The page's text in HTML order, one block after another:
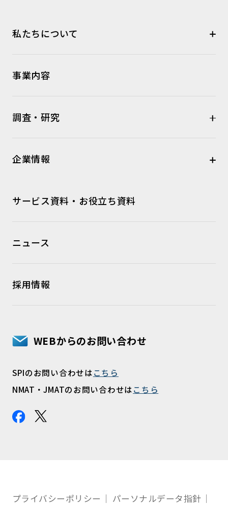
私たちについて
事業内容
調査・研究
企業情報
サービス資料・お役立ち資料
ニュース
採用情報
WEBからのお問い合わせ
SPIのお問い合わせはこちら
NMAT・JMATのお問い合わせはこちら
プライバシーポリシー パーソナルデータ指針